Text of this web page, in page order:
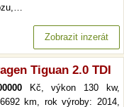
Zobrazit inzerát
Tiguan 2.0 TDI
Kč, výkon 130 kw,
km, rok výroby: 2014,